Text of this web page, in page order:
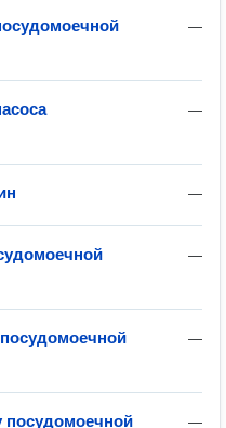
—
—
—
—
—
—
посудомоечной